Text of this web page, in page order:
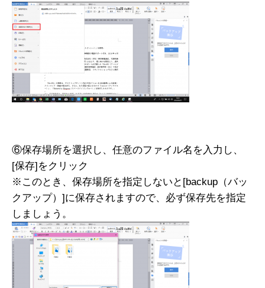
⑥保存場所を選択し、任意のファイル名を入力し、
[保存]をクリック
※このとき、保存場所を指定しないと[backup（バッ
クアップ）]に保存されますので、必ず保存先を指定
しましょう。